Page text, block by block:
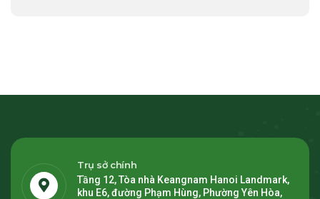
Trụ sở chính
Tầng 12, Tòa nhà Keangnam Hanoi Landmark,
khu E6, đường Phạm Hùng, Phường Yên Hòa,